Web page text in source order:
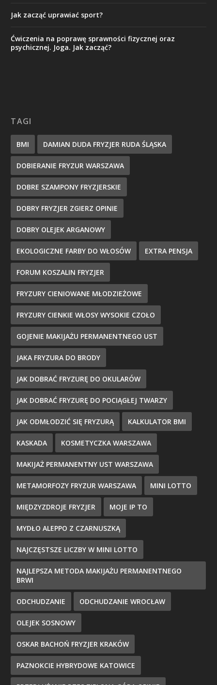
Jak zacząć uprawiać sport?
Ćwiczenia na poprawę sprawności fizycznej oraz
psychicznej. Joga. Jak zacząć?
TAGI
BMI DAMIAN DUDA FRYZJER RUDA ŚLĄSKA
DOBIERANIE FRYZUR WARSZAWA
DOBRE SZAMPONY FRYZJERSKIE
DOBRY FRYZJER ZGIERZ OPINIE
DOBRY OLEJEK ARGANOWY
EKOLOGICZNE FARBY DO WŁOSÓW EXTRA PENSJA
FORUM KOSZALIN FRYZJER
FRYZURY CIENIOWANE MŁODZIEŻOWE
FRYZURY CIENKIE WŁOSY WYSOKIE CZOŁO
GOJENIE MAKIJAŻU PERMANENTNEGO UST
JAKA FRYZURA DO BRODY
JAK DOBRAĆ FRYZURĘ DO OKULARÓW
JAK DOBRAĆ FRYZURĘ DO POCIĄGŁEJ TWARZY
JAK ODMŁODZIĆ SIĘ FRYZURĄ KALKULATOR BMI
KASKADA KOSMETYCZKA WARSZAWA
MAKIJAŻ PERMANENTNY UST WARSZAWA
METAMORFOZY FRYZUR WARSZAWA MINI LOTTO
MIĘDZYZDROJE FRYZJER MOJE IP TO
MYDŁO ALEPPO Z CZARNUSZKĄ
NAJCZĘSTSZE LICZBY W MINI LOTTO
NAJLEPSZA METODA MAKIJAŻU PERMANENTNEGO
BRWI
ODCHUDZANIE ODCHUDZANIE WROCŁAW
OLEJEK SOSNOWY
OSKAR BACHOŃ FRYZJER KRAKÓW
PAZNOKCIE HYBRYDOWE KATOWICE